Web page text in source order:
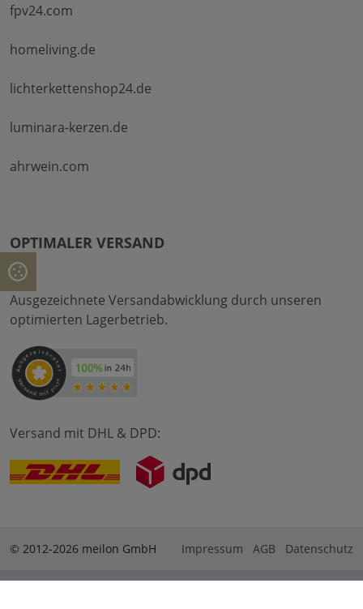
fpv24.com
homeliving.de
lichterkettenshop24.de
luminara-kerzen.de
ahrwein.com
OPTIMALER VERSAND
Ausgezeichnete Versandabwicklung durch unseren
optimierten Lagerbetrieb.
Versand mit DHL & DPD:
© 2012-2026 meilon GmbH Impressum AGB Datenschutz